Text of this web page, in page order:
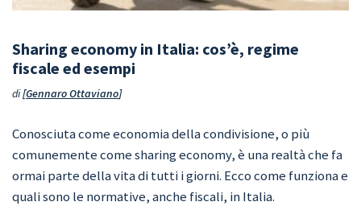
Sharing economy in Italia: cos’è, regime
fiscale ed esempi
di Gennaro Ottaviano
Conosciuta come economia della condivisione, o più
comunemente come sharing economy, è una realtà che fa
ormai parte della vita di tutti i giorni. Ecco come funziona e
quali sono le normative, anche fiscali, in Italia.